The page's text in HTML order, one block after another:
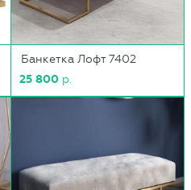
Банкетка Лофт 7402
25 800 р.